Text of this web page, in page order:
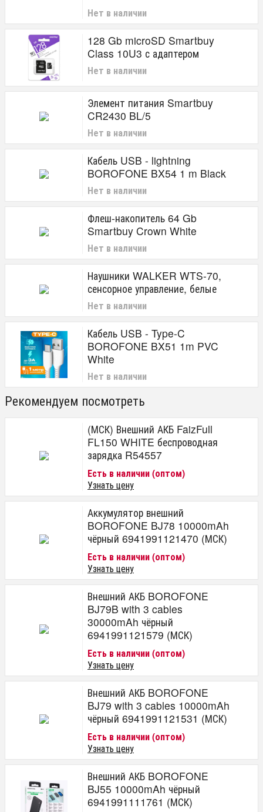
Нет в наличии
128 Gb microSD Smartbuy
Class 10U3 с адаптером
Нет в наличии
Элемент питания Smartbuy
CR2430 BL/5
Нет в наличии
Кабель USB - lightning
BOROFONE BX54 1 m Black
Нет в наличии
Флеш-накопитель 64 Gb
Smartbuy Crown White
Нет в наличии
Наушники WALKER WTS-70,
сенсорное управление, белые
Нет в наличии
Кабель USB - Type-C
BOROFONE BX51 1m PVC
White
Нет в наличии
Рекомендуем посмотреть
(МСК) Внешний АКБ FaizFull
FL150 WHITE беспроводная
зарядка R54557
Есть в наличии (оптом)
Узнать цену
Аккумулятор внешний
BOROFONE BJ78 10000mAh
чёрный 6941991121470 (МСК)
Есть в наличии (оптом)
Узнать цену
Внешний АКБ BOROFONE
BJ79B with 3 cables
30000mAh чёрный
6941991121579 (МСК)
Есть в наличии (оптом)
Узнать цену
Внешний АКБ BOROFONE
BJ79 with 3 cables 10000mAh
чёрный 6941991121531 (МСК)
Есть в наличии (оптом)
Узнать цену
Внешний АКБ BOROFONE
BJ55 10000mAh чёрный
6941991111761 (МСК)